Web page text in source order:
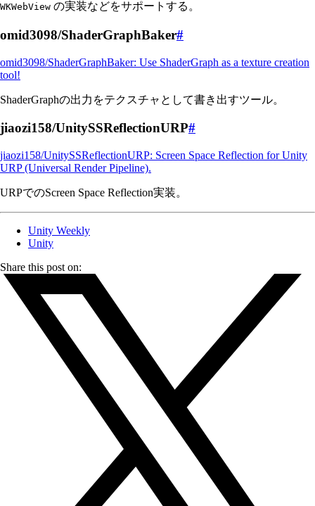
WKWebView の実装などをサポートする。
omid3098/ShaderGraphBaker#
omid3098/ShaderGraphBaker: Use ShaderGraph as a texture creation
tool!
ShaderGraphの出力をテクスチャとして書き出すツール。
jiaozi158/UnitySSReflectionURP#
jiaozi158/UnitySSReflectionURP: Screen Space Reflection for Unity
URP (Universal Render Pipeline).
URPでのScreen Space Reflection実装。
Unity Weekly
Unity
Share this post on: